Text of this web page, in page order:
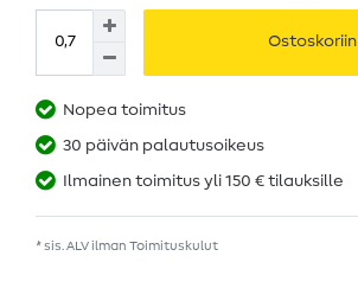
Ostoskoriin
Nopea toimitus
30 päivän palautusoikeus
Ilmainen toimitus yli 150 € tilauksille
* sis. ALV ilman Toimituskulut